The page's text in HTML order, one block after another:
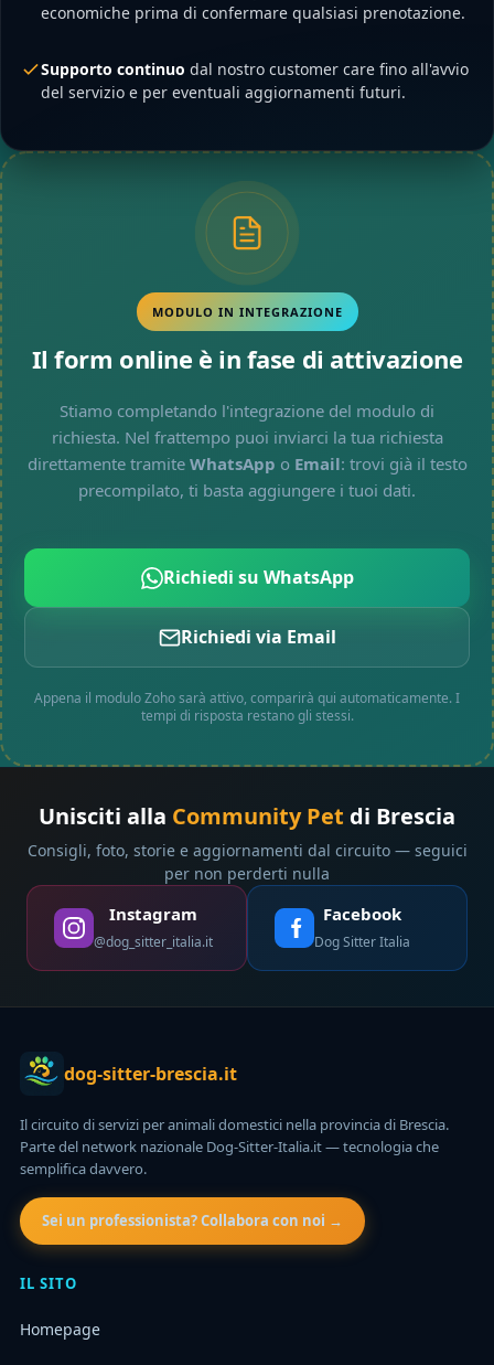
economiche prima di confermare qualsiasi prenotazione.
Supporto continuo dal nostro customer care fino all'avvio
del servizio e per eventuali aggiornamenti futuri.
MODULO IN INTEGRAZIONE
Il form online è in fase di attivazione
Stiamo completando l'integrazione del modulo di
richiesta. Nel frattempo puoi inviarci la tua richiesta
direttamente tramite WhatsApp o Email: trovi già il testo
precompilato, ti basta aggiungere i tuoi dati.
Richiedi su WhatsApp
Richiedi via Email
Appena il modulo Zoho sarà attivo, comparirà qui automaticamente. I
tempi di risposta restano gli stessi.
Unisciti alla Community Pet di Brescia
Consigli, foto, storie e aggiornamenti dal circuito — seguici
per non perderti nulla
Instagram
@dog_sitter_italia.it
Facebook
Dog Sitter Italia
dog-sitter-brescia.it
Il circuito di servizi per animali domestici nella provincia di Brescia.
Parte del network nazionale Dog-Sitter-Italia.it — tecnologia che
semplifica davvero.
Sei un professionista? Collabora con noi →
IL SITO
Homepage